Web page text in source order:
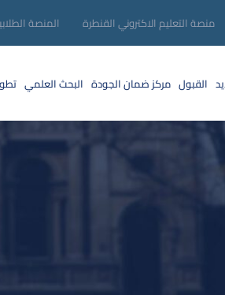
منصة التعليم الاكتروني القنطرة المنصة
القبول مركز ضمان الجودة البحث العلمي